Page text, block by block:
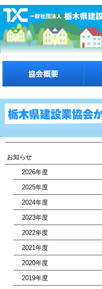
お知らせ
2026年度
2025年度
2024年度
2023年度
2022年度
2021年度
2020年度
2019年度